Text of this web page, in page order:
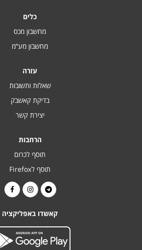
כלים
מחשבון מכס
מחשבון מע“מ
עזרה
שאלות ותשובות
בדיקת קאשבק
יצירת קשר
הרחבות
תוסף לכרום
תוסף לFirefox
קאשדו באפליקציה